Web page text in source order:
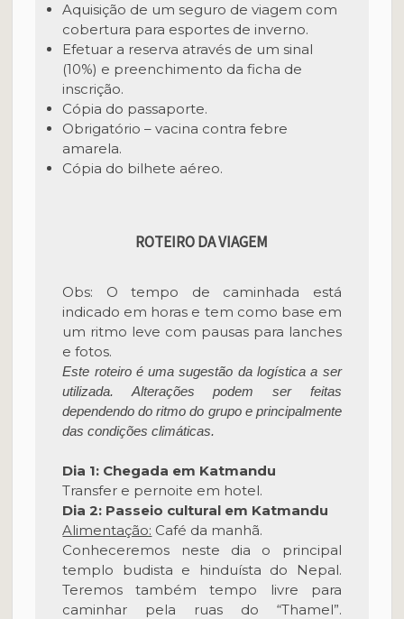
Aquisição de um seguro de viagem com
cobertura para esportes de inverno.
Efetuar a reserva através de um sinal
(10%) e preenchimento da ficha de
inscrição.
Cópia do passaporte.
Obrigatório – vacina contra febre
amarela.
Cópia do bilhete aéreo.
ROTEIRO DA VIAGEM
Obs: O tempo de caminhada está
indicado em horas e tem como base em
um ritmo leve com pausas para lanches
e fotos.
Este roteiro é uma sugestão da logística a ser
utilizada. Alterações podem ser feitas
dependendo do ritmo do grupo e principalmente
das condições climáticas.
Dia 1: Chegada em Katmandu
Transfer e pernoite em hotel.
Dia 2: Passeio cultural em Katmandu
Alimentação: Café da manhã.
Conheceremos neste dia o principal
templo budista e hinduísta do Nepal.
Teremos também tempo livre para
caminhar pela ruas do “Thamel”.